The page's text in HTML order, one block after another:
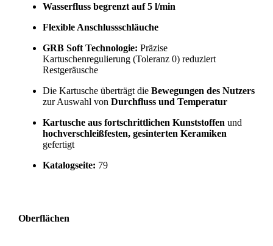
Wasserfluss begrenzt auf 5 l/min
Flexible Anschlussschläuche
GRB Soft Technologie: Präzise
Kartuschenregulierung (Toleranz 0) reduziert
Restgeräusche
Die Kartusche überträgt die Bewegungen des Nutzers
zur Auswahl von Durchfluss und Temperatur
Kartusche aus fortschrittlichen Kunststoffen und
hochverschleißfesten, gesinterten Keramiken
gefertigt
Katalogseite: 79
Oberflächen